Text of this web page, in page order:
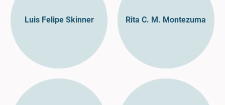
Luis Felipe Skinner Rita C. M. Montezuma